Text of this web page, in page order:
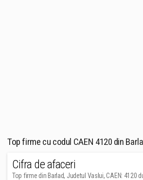
Top firme cu codul CAEN 4120 din
Cifra de afaceri
Top firme din Barlad, Judetul Vaslui, CAEN: 4120